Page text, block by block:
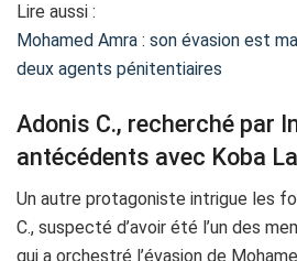
Lire aussi :
Mohamed Amra : son évasion est
deux agents pénitentiaires
Adonis C., recherché par
antécédents avec Koba
Un autre protagoniste intrigue les
C., suspecté d’avoir été l’un des
qui a orchestré l’évasion de